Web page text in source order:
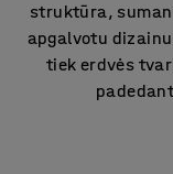
struktūra,
apgalvotu
tiek erdvės